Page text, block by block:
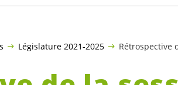
Législature 2021-2025 Rétrospective